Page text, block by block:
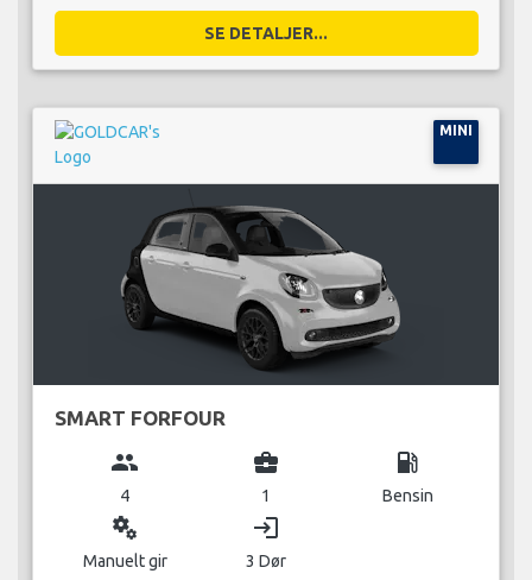
SE DETALJER...
MINI
SMART FORFOUR
group
4
business_center
1
local_gas_station
Bensin
miscellaneous_services
Manuelt gir
login
3 Dør